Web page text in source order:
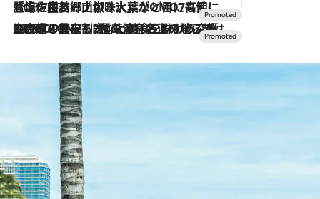
2026.7.17
「土佐和ハーブかき氷」がOMO7高知に登場！生姜、山椒、大葉など目にも舌にも涼を呼ぶ郷土の味
2026.7.10
NEW OPEN！【界 草津】名湯の地に誕生。趣の異なる2種の温泉と上州ならではの会席・蕎麦割烹など美食を味わう究極の癒やし旅